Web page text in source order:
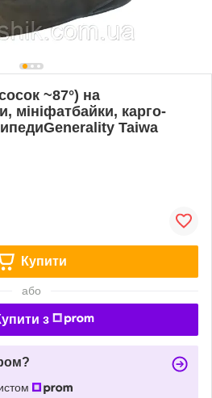
~87°) на
мініфатбайки, карго-
Taiwa
Купити
або
з